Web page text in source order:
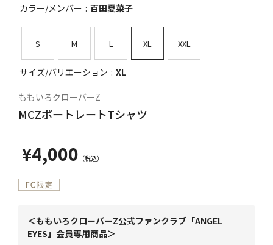
カラー/メンバー 百田夏菜子
S M L XL XXL
サイズ/バリエーション XL
ももいろクローバーZ
MCZポートレートTシャツ
¥4,000
＜ももいろクローバーZ公式ファンクラブ「ANGEL
EYES」会員専用商品＞